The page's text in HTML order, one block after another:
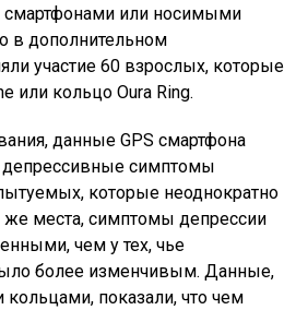
смартфонами или носимыми
в дополнительном
участие 60 взрослых, которые
или кольцо Oura Ring.
данные GPS смартфона
симптомы
которые неоднократно
же места, симптомы депрессии
чем у тех, чье
более изменчивым. Данные,
показали, что чем